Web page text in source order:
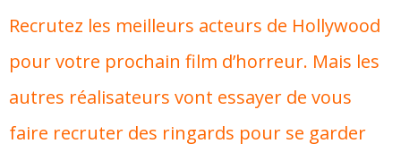
Recrutez les meilleurs acteurs de Hollywood
pour votre prochain film d’horreur. Mais les
autres réalisateurs vont essayer de vous
faire recruter des ringards pour se garder